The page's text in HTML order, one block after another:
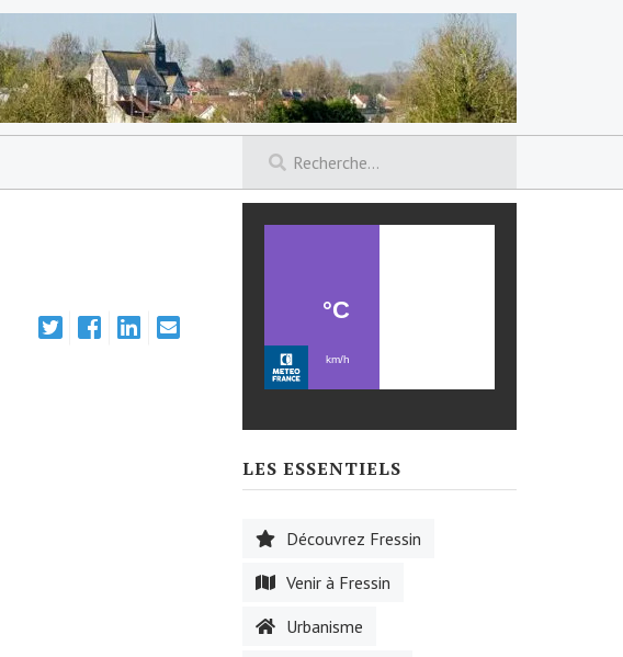
LES ESSENTIELS
Découvrez Fressin
Venir à Fressin
Urbanisme